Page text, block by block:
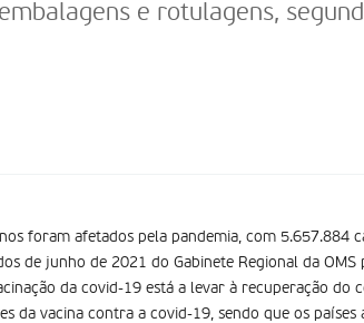
e rotulagens,
foram afetados pela pandemia, com 5.657.884
de junho de 2021 do Gabinete Regional da OMS
da covid-19 está a levar à recuperação do
da vacina contra a covid-19, sendo que os